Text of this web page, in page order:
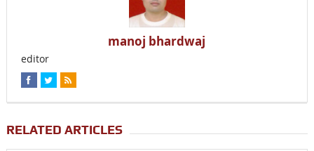
manoj bhardwaj
editor
RELATED ARTICLES